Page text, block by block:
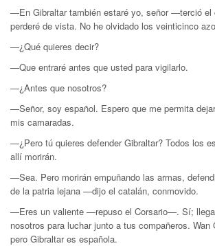
—En Gibraltar también estaré yo, señor —terció
perderé de vista. No he olvidado los veinticinco
—¿Qué quieres decir?
—Que entraré antes que usted para vigilarlo.
—¿Antes que nosotros?
—Señor, soy español. Espero que me permita
mis camaradas.
—¿Pero tú quieres defender Gibraltar? Todos los
allí morirán.
—Sea. Pero morirán empuñando las armas,
de la patria lejana —dijo el catalán, conmovido.
—Eres un valiente —repuso el Corsario—. Sí;
nosotros para luchar junto a tus compañeros. Wan
pero Gibraltar es española.